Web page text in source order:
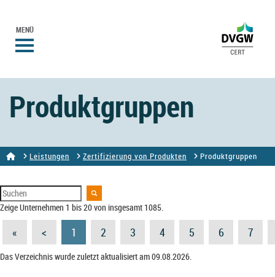
MENÜ
Produktgruppen
Leistungen Zertifizierung von Produkten Produktgruppen
Zeige Unternehmen 1 bis 20 von insgesamt 1085.
« < 1 2 3 4 5 6 7
Das Verzeichnis wurde zuletzt aktualisiert am 09.08.2026.